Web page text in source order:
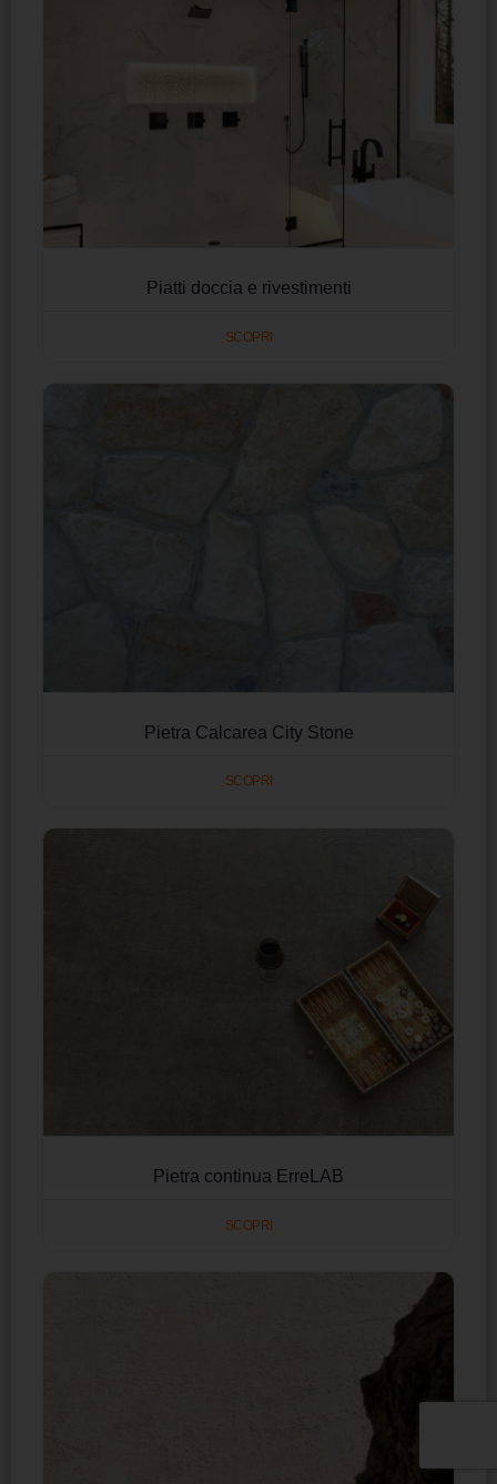
Piatti doccia e rivestimenti
SCOPRI
Pietra Calcarea City Stone
SCOPRI
Pietra continua ErreLAB
SCOPRI